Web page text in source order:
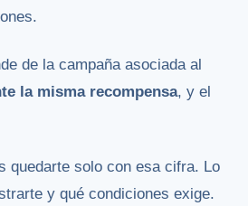
de la campaña asociada al
la misma recompensa, y el
quedarte solo con esa cifra. Lo
y qué condiciones exige.